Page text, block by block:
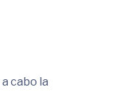
cabo la